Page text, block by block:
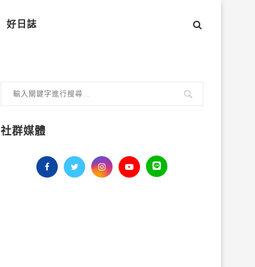
好日誌
社群媒體